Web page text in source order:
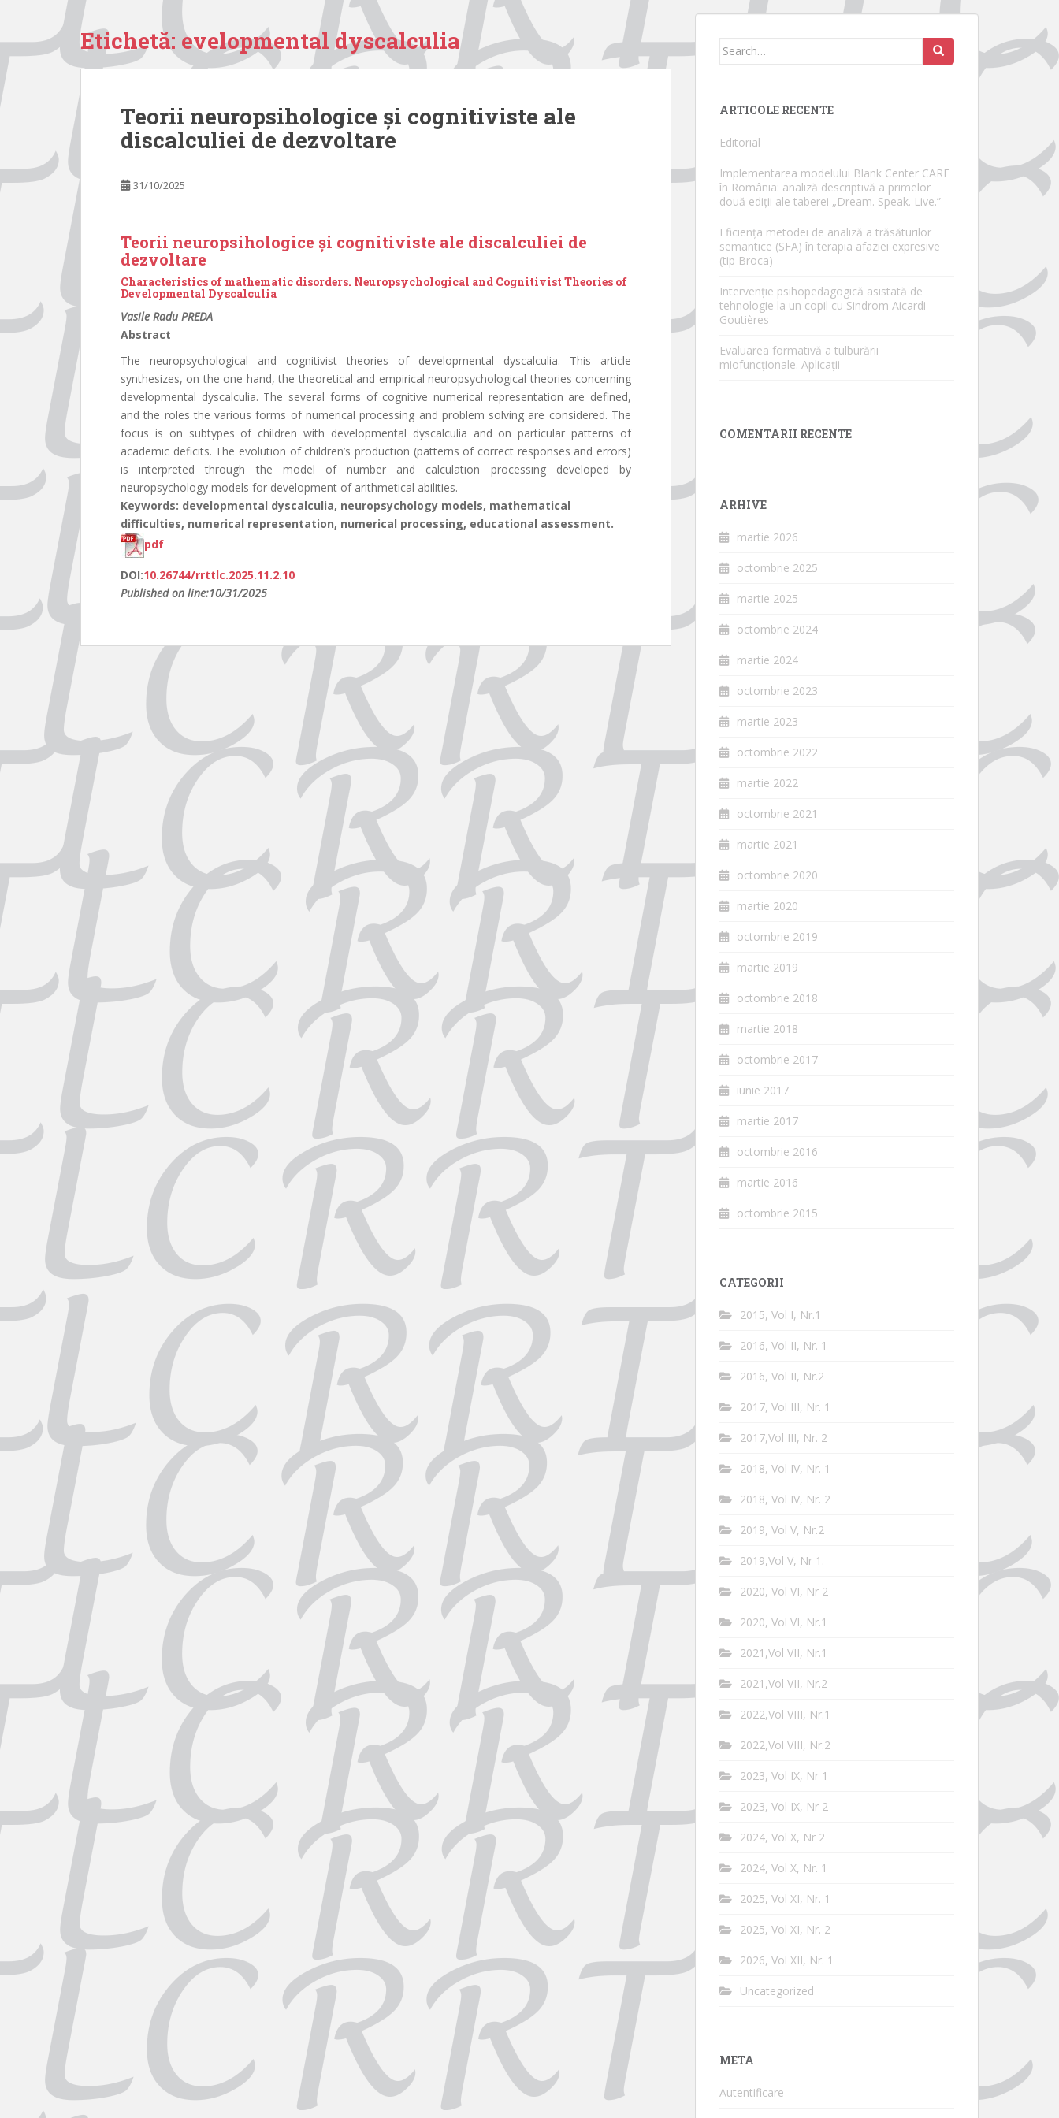
Etichetă: evelopmental dyscalculia
Teorii neuropsihologice şi cognitiviste ale
discalculiei de dezvoltare
31/10/2025
Teorii neuropsihologice şi cognitiviste ale discalculiei de
dezvoltare
Characteristics of mathematic disorders. Neuropsychological and Cognitivist Theories of
Developmental Dyscalculia
Vasile Radu PREDA
Abstract
The neuropsychological and cognitivist theories of developmental dyscalculia. This article
synthesizes, on the one hand, the theoretical and empirical neuropsychological theories concerning
developmental dyscalculia. The several forms of cognitive numerical representation are defined,
and the roles the various forms of numerical processing and problem solving are considered. The
focus is on subtypes of children with developmental dyscalculia and on particular patterns of
academic deficits. The evolution of children’s production (patterns of correct responses and errors)
is interpreted through the model of number and calculation processing developed by
neuropsychology models for development of arithmetical abilities.
Keywords: developmental dyscalculia, neuropsychology models, mathematical
difficulties, numerical representation, numerical processing, educational assessment.
pdf
DOI:10.26744/rrttlc.2025.11.2.10
Published on line:10/31/2025
Search
ARTICOLE RECENTE
Editorial
Implementarea modelului Blank Center CARE
în România: analiză descriptivă a primelor
două ediții ale taberei „Dream. Speak. Live.”
Eficiența metodei de analiză a trăsăturilor
semantice (SFA) în terapia afaziei expresive
(tip Broca)
Intervenție psihopedagogică asistată de
tehnologie la un copil cu Sindrom Aicardi-
Goutières
Evaluarea formativă a tulburării
miofuncționale. Aplicații
COMENTARII RECENTE
ARHIVE
martie 2026
octombrie 2025
martie 2025
octombrie 2024
martie 2024
octombrie 2023
martie 2023
octombrie 2022
martie 2022
octombrie 2021
martie 2021
octombrie 2020
martie 2020
octombrie 2019
martie 2019
octombrie 2018
martie 2018
octombrie 2017
iunie 2017
martie 2017
octombrie 2016
martie 2016
octombrie 2015
CATEGORII
2015, Vol I, Nr.1
2016, Vol II, Nr. 1
2016, Vol II, Nr.2
2017, Vol III, Nr. 1
2017,Vol III, Nr. 2
2018, Vol IV, Nr. 1
2018, Vol IV, Nr. 2
2019, Vol V, Nr.2
2019,Vol V, Nr 1.
2020, Vol VI, Nr 2
2020, Vol VI, Nr.1
2021,Vol VII, Nr.1
2021,Vol VII, Nr.2
2022,Vol VIII, Nr.1
2022,Vol VIII, Nr.2
2023, Vol IX, Nr 1
2023, Vol IX, Nr 2
2024, Vol X, Nr 2
2024, Vol X, Nr. 1
2025, Vol XI, Nr. 1
2025, Vol XI, Nr. 2
2026, Vol XII, Nr. 1
Uncategorized
META
Autentificare